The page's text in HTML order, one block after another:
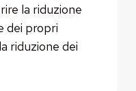
la riduzione
dei propri
riduzione dei